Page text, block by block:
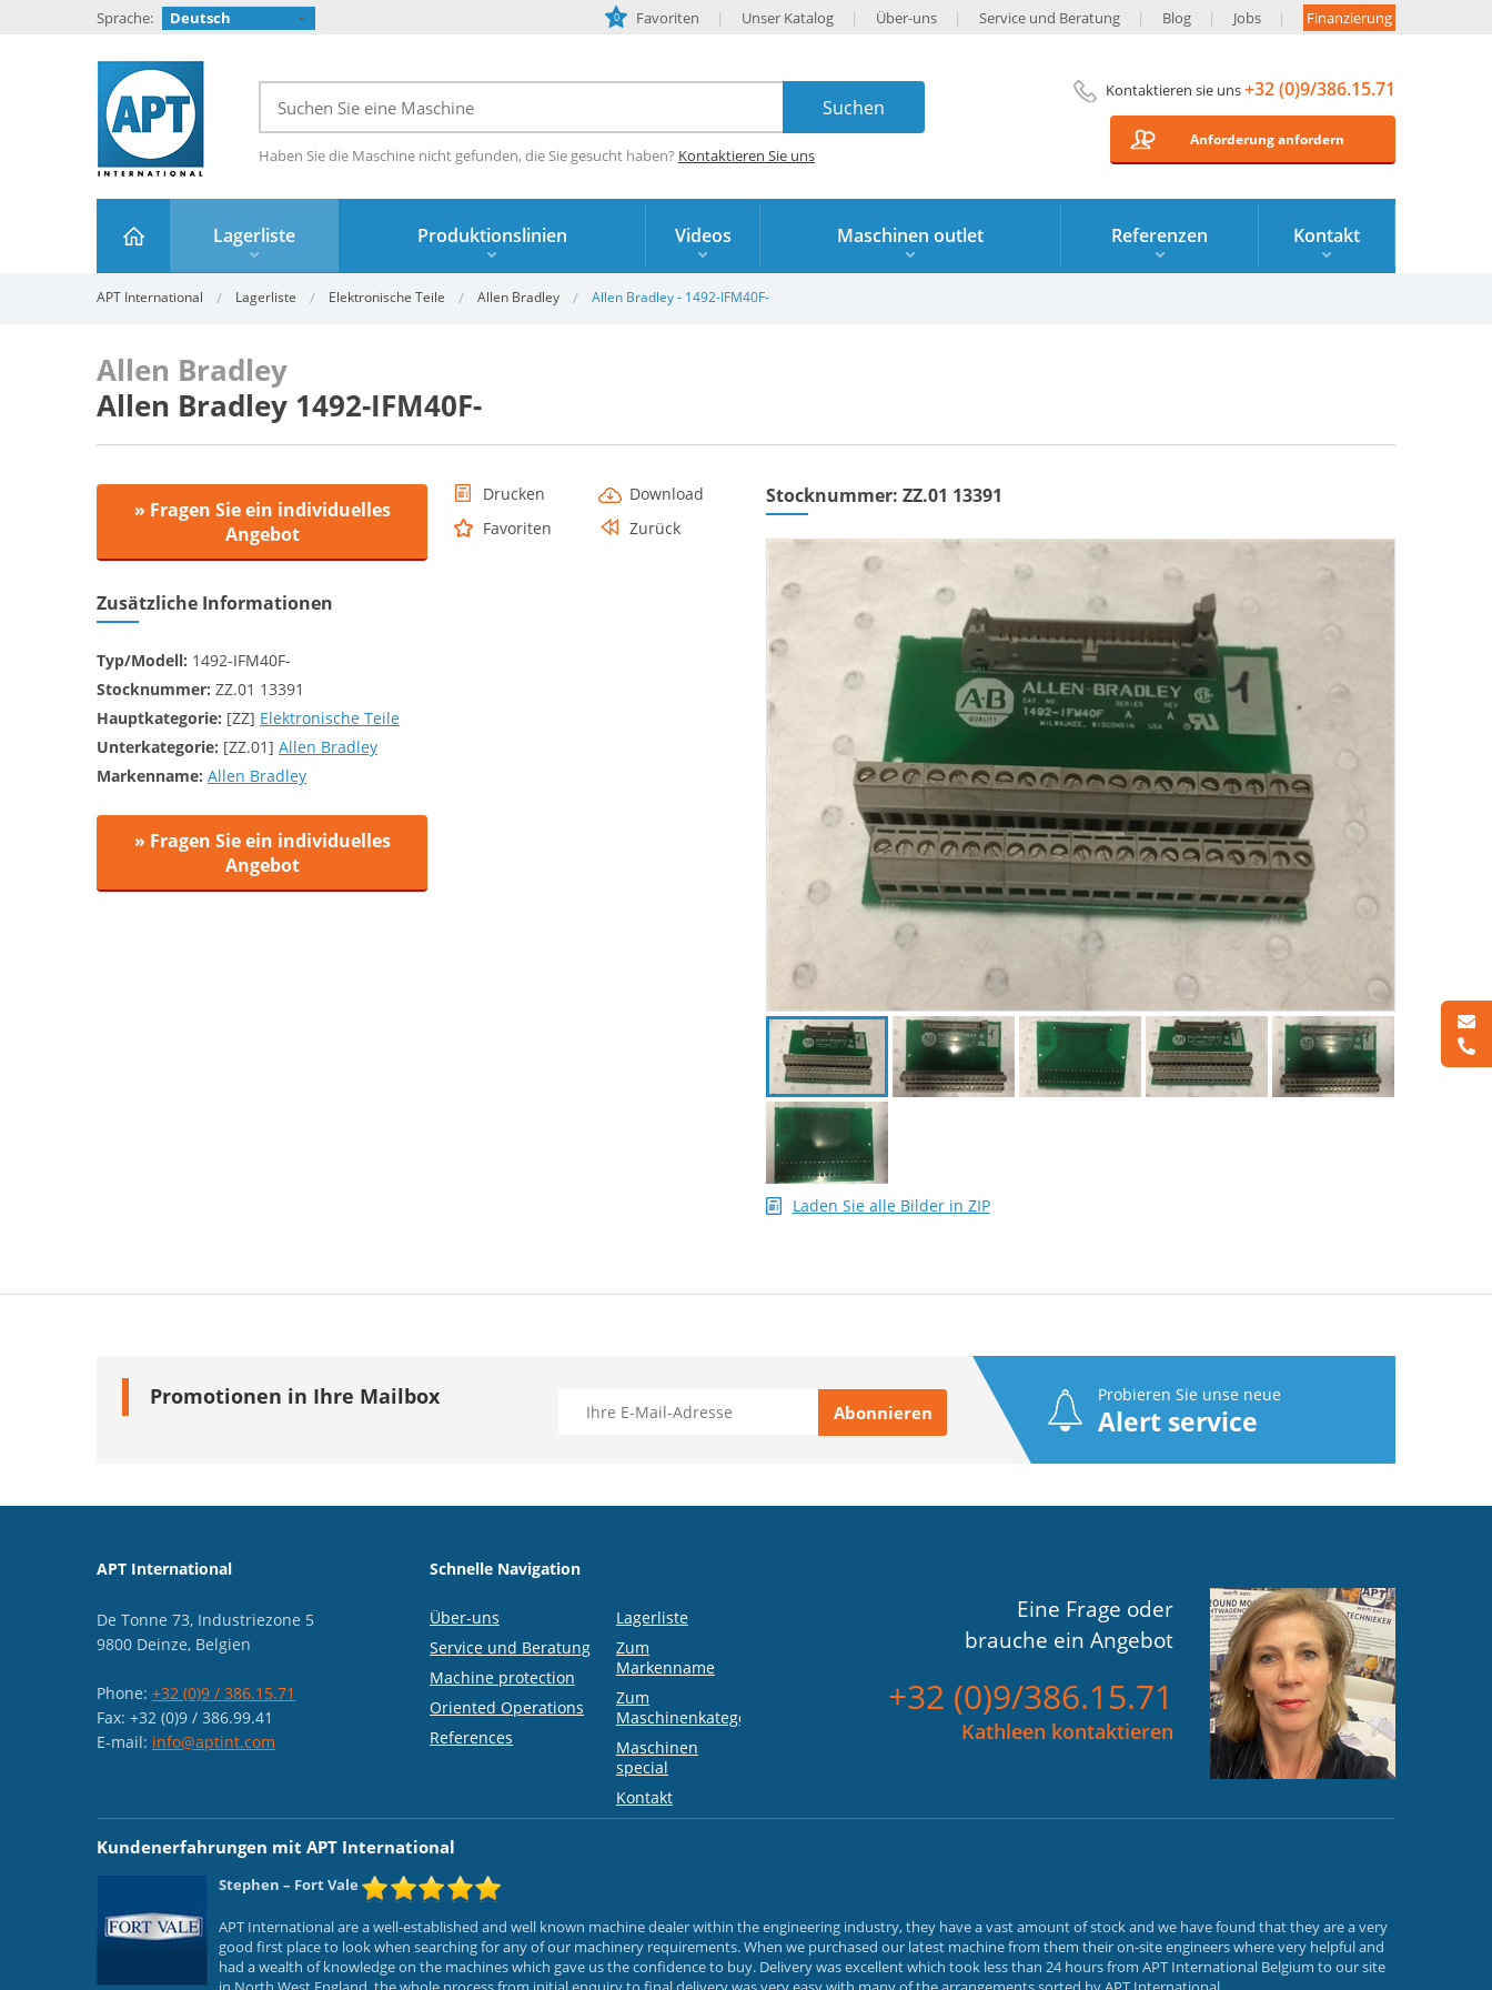
Sprache: Deutsch 0 Favoriten Unser Katalog Über-uns Service und Beratung Blog Jobs Finanzierung
Haben Sie die Maschine nicht gefunden, die Sie gesucht haben? Kontaktieren Sie uns
Kontaktieren sie uns+32 (0)9/386.15.71
Anforderung anfordern
Lagerliste Produktionslinien Videos Maschinen outlet Referenzen Kontakt
APT International Lagerliste Elektronische Teile Allen Bradley Allen Bradley - 1492-IFM40F-
Allen Bradley
Allen Bradley 1492-IFM40F-
» Fragen Sie ein individuelles
Angebot
Drucken
Download
Favoriten
Zurück
Zusätzliche Informationen
Typ/Modell: 1492-IFM40F-
Stocknummer: ZZ.01 13391
Hauptkategorie: [ZZ] Elektronische Teile
Unterkategorie: [ZZ.01] Allen Bradley
Markenname: Allen Bradley
» Fragen Sie ein individuelles
Angebot
Stocknummer: ZZ.01 13391
Laden Sie alle Bilder in ZIP
Promotionen in Ihre Mailbox Probieren Sie unse neue
Alert service
APT International
De Tonne 73, Industriezone 5
9800 Deinze, Belgien
Phone: +32 (0)9 / 386.15.71
Fax: +32 (0)9 / 386.99.41
E-mail: info@aptint.com
Schnelle Navigation
Über-uns
Service und Beratung
Machine protection
Oriented Operations
References
Lagerliste
Zum
Markenname
Zum
Maschinenkategorie
Maschinen
special
Kontakt
Eine Frage oder
brauche ein Angebot
+32 (0)9/386.15.71
Kathleen kontaktieren
Kundenerfahrungen mit APT International
Stephen – Fort Vale
APT International are a well-established and well known machine dealer within the engineering industry, they have a vast amount of stock and we have found that they are a very
good first place to look when searching for any of our machinery requirements. When we purchased our latest machine from them their on-site engineers where very helpful and
had a wealth of knowledge on the machines which gave us the confidence to buy. Delivery was excellent which took less than 24 hours from APT International Belgium to our site